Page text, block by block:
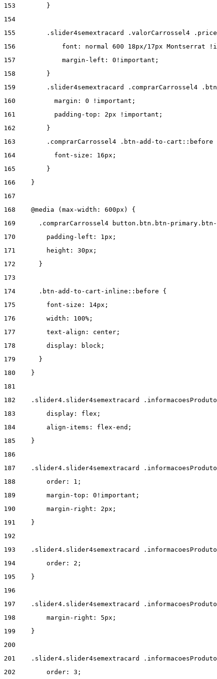
153
        }
154
155
.slider4semextracard .valorCarrossel4
156
font: normal 600 18px/17px Montserrat
157
            margin-left: 0!important;
158
        }
159
.slider4semextracard .comprarCarrossel4
160
          margin: 0 !important;
161
          padding-top: 2px !important;
162
        }
163
.comprarCarrossel4 .btn-add-to-
164
          font-size: 16px;
165
        }
166
    }
167
168
    @media (max-width: 600px) {
169
.comprarCarrossel4 button.btn.btn-
170
        padding-left: 1px;
171
        height: 30px;
172
      }
173
174
      .btn-add-to-cart-inline::before {
175
        font-size: 14px;
176
        width: 100%;
177
        text-align: center;
178
        display: block;
179
      }
180
    }
181
182
.slider4.slider4semextracard
183
        display: flex;
184
        align-items: flex-end;
185
    }
186
187
.slider4.slider4semextracard
188
        order: 1;
189
        margin-top: 0!important;
190
        margin-right: 2px;
191
    }
192
193
.slider4.slider4semextracard
194
        order: 2;
195
    }
196
197
.slider4.slider4semextracard
198
        margin-right: 5px;
199
    }
200
201
.slider4.slider4semextracard
202
        order: 3;